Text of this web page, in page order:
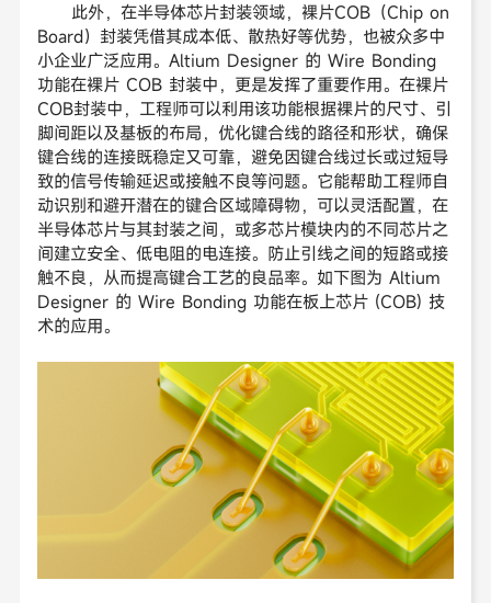
此外，在半导体芯片封装领域，裸片COB（Chip on
Board）封装凭借其成本低、散热好等优势，也被众多中
小企业广泛应用。Altium Designer 的 Wire Bonding
功能在裸片 COB 封装中，更是发挥了重要作用。在裸片
COB封装中，工程师可以利用该功能根据裸片的尺寸、引
脚间距以及基板的布局，优化键合线的路径和形状，确保
键合线的连接既稳定又可靠，避免因键合线过长或过短导
致的信号传输延迟或接触不良等问题。它能帮助工程师自
动识别和避开潜在的键合区域障碍物，可以灵活配置，在
半导体芯片与其封装之间，或多芯片模块内的不同芯片之
间建立安全、低电阻的电连接。防止引线之间的短路或接
触不良，从而提高键合工艺的良品率。如下图为 Altium
Designer 的 Wire Bonding 功能在板上芯片 (COB) 技
术的应用。